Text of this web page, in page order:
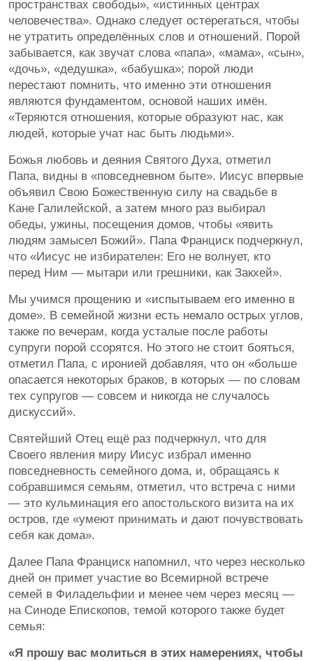
пространствах свободы», «истинных центрах
человечества». Однако следует остерегаться, чтобы
не утратить определённых слов и отношений. Порой
забывается, как звучат слова «папа», «мама», «сын»,
«дочь», «дедушка», «бабушка»; порой люди
перестают помнить, что именно эти отношения
являются фундаментом, основой наших имён.
«Теряются отношения, которые образуют нас, как
людей, которые учат нас быть людьми».
Божья любовь и деяния Святого Духа, отметил
Папа, видны в «повседневном быте». Иисус впервые
объявил Свою Божественную силу на свадьбе в
Кане Галилейской, а затем много раз выбирал
обеды, ужины, посещения домов, чтобы «явить
людям замысел Божий». Папа Франциск подчеркнул,
что «Иисус не избирателен: Его не волнует, кто
перед Ним — мытари или грешники, как Закхей».
Мы учимся прощению и «испытываем его именно в
доме». В семейной жизни есть немало острых углов,
также по вечерам, когда усталые после работы
супруги порой ссорятся. Но этого не стоит бояться,
отметил Папа, с иронией добавляя, что он «больше
опасается некоторых браков, в которых — по словам
тех супругов — совсем и никогда не случалось
дискуссий».
Святейший Отец ещё раз подчеркнул, что для
Своего явления миру Иисус избрал именно
повседневность семейного дома, и, обращаясь к
собравшимся семьям, отметил, что встреча с ними
— это кульминация его апостольского визита на их
остров, где «умеют принимать и дают почувствовать
себя как дома».
Далее Папа Франциск напомнил, что через несколько
дней он примет участие во Всемирной встрече
семей в Филадельфии и менее чем через месяц —
на Синоде Епископов, темой которого также будет
семья:
«Я прошу вас молиться в этих намерениях, чтобы